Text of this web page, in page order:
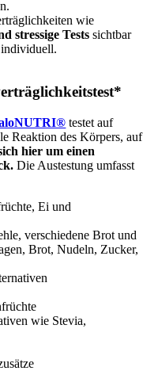
wie
stressige Tests sichtbar
testet auf
Reaktion des Körpers, auf
hier um einen
Die Austestung umfasst
Ei und
verschiedene Brot und
Brot, Nudeln, Zucker,
wie Stevia,